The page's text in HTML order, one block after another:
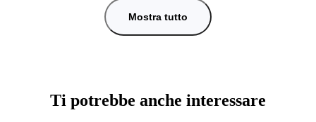
Mostra tutto
Ti potrebbe anche interessare